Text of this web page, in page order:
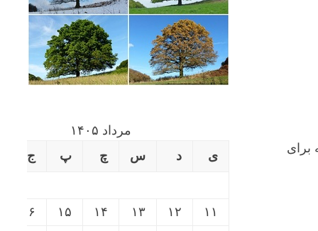
برای
مرداد ۱۴۰۵
ی
د س چ پ ج
۱۱ ۱۲ ۱۳ ۱۴ ۱۵
۱۶